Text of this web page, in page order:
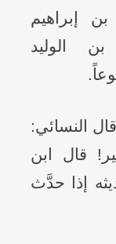
إبراهيم
الوليد
النسائي:
قال ابن
إذا حدَّث